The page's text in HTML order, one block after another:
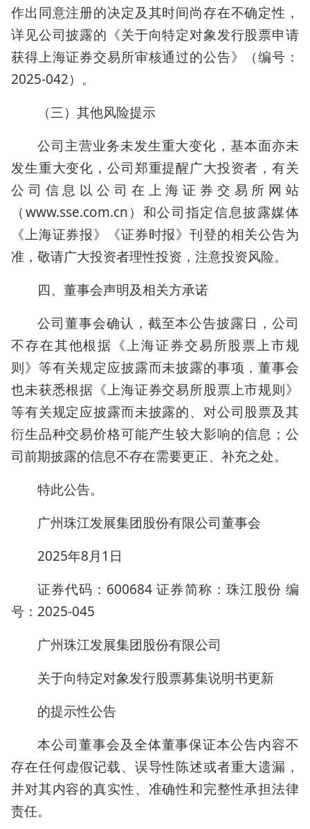
作出同意注册的决定及其时间尚存在不确定性，
详见公司披露的《关于向特定对象发行股票申请
获得上海证券交易所审核通过的公告》（编号：
2025-042）。
（三）其他风险提示
公司主营业务未发生重大变化，基本面亦未
发生重大变化，公司郑重提醒广大投资者，有关
公司信息以公司在上海证券交易所网站
（www.sse.com.cn）和公司指定信息披露媒体
《上海证券报》《证券时报》刊登的相关公告为
准，敬请广大投资者理性投资，注意投资风险。
四、董事会声明及相关方承诺
公司董事会确认，截至本公告披露日，公司
不存在其他根据《上海证券交易所股票上市规
则》等有关规定应披露而未披露的事项，董事会
也未获悉根据《上海证券交易所股票上市规则》
等有关规定应披露而未披露的、对公司股票及其
衍生品种交易价格可能产生较大影响的信息；公
司前期披露的信息不存在需要更正、补充之处。
特此公告。
广州珠江发展集团股份有限公司董事会
2025年8月1日
证券代码：600684 证券简称：珠江股份 编
号：2025-045
广州珠江发展集团股份有限公司
关于向特定对象发行股票募集说明书更新
的提示性公告
本公司董事会及全体董事保证本公告内容不
存在任何虚假记载、误导性陈述或者重大遗漏，
并对其内容的真实性、准确性和完整性承担法律
责任。